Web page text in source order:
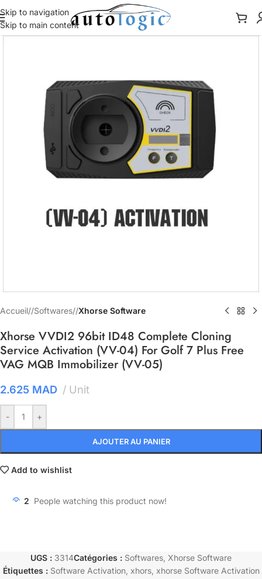
Skip to navigation
Skip to main content
Accueil/ Softwares/ Xhorse Software
Xhorse VVDI2 96bit ID48 Complete Cloning
Service Activation (VV-04) For Golf 7 Plus Free
VAG MQB Immobilizer (VV-05)
2.625 MAD Unit
- +
AJOUTER AU PANIER
Add to wishlist
2 People watching this product now!
UGS : 3314Catégories : Softwares Xhorse Software
Étiquettes : Software Activation, xhors, xhorse Software Activation